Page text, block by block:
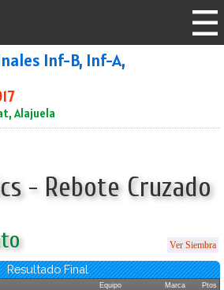
Inf-B, Inf-A,
Alajuela
- Rebote Cruzado
Ver Siembra
Resultado Final
Equipo Marca Ptos